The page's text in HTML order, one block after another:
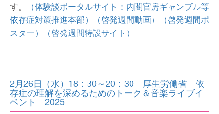
す。
（体験談ポータルサイト：内閣官房ギャンブル等
依存症対策推進本部）
（啓発週間動画）
（啓発週間ポ
スター）
（啓発週間特設サイト）
2月26日（水）18：30～20：30 厚生労働省 依
存症の理解を深めるためのトーク＆音楽ライブイ
ベント 2025